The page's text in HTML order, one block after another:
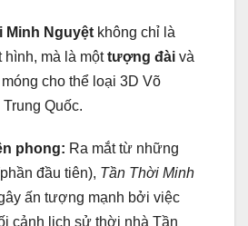
Minh Nguyệt không chỉ là
hình, mà là mộttượng đài và
cho thể loại 3D Võ
Quốc.
phong: Ra mắt từ những
đầu tiên), Tần Thời Minh
ấn tượng mạnh bởi việc
cảnh lịch sử thời nhà Tần